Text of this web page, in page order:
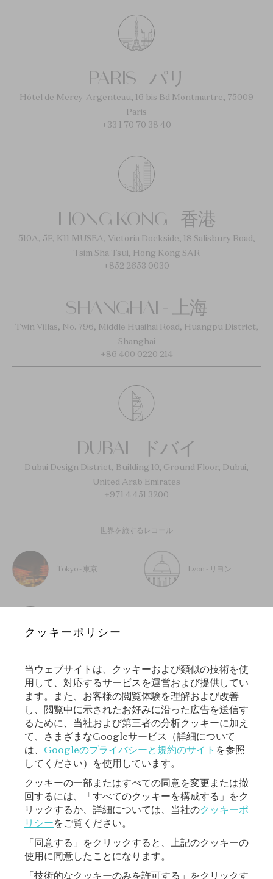
PARIS - パリ
Hôtel de Mercy-Argenteau, 16 bis Bd Montmartre, 75009
Paris
+33 1 70 70 38 40
HONG KONG - 香港
510A, 5F, K11 MUSEA, Victoria Dockside, 18 Salisbury Road,
Tsim Sha Tsui, Hong Kong SAR
+852 2653 0030
SHANGHAI - 上海
Twin Villas, No. 796, Middle Huaihai Road, Huangpu District,
Shanghai
+86 400 0220 214
DUBAI - ドバイ
Dubai Design District, Building 10, Ground Floor, Dubai,
United Arab Emirates
+971 4 451 3200
世界を旅するレコール
Tokyo - 東京 Lyon - リヨン
ーク
ニュースレターに登録する
登録
クッキーポリシー
当ウェブサイトは、クッキーおよび類似の技術を使
用して、対応するサービスを運営および提供してい
ます。また、お客様の閲覧体験を理解および改善
し、閲覧中に示されたお好みに沿った広告を送信す
るために、当社および第三者の分析クッキーに加え
て、さまざまなGoogleサービス（詳細について
は、 Googleのプライバシーと規約のサイト を参照
してください）を使用しています。
クッキーの一部またはすべての同意を変更または撤
回するには、「すべてのクッキーを構成する」をク
リックするか、詳細については、当社のクッキーポ
リシーをご覧ください。
「同意する」をクリックすると、上記のクッキーの
使用に同意したことになります。
「技術的なクッキーのみを許可する」をクリックす